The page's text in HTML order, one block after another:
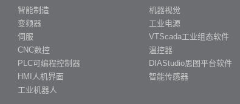
智能制造
变频器
伺服
CNC数控
PLC可编程控制器
HMI人机界面
工业机器人
机器视觉
工业电源
VTScada工业组态软件
温控器
DIAStudio思图平台软件
智能传感器